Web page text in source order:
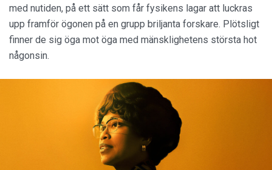
med nutiden, på ett sätt som får fysikens lagar att luckras
upp framför ögonen på en grupp briljanta forskare. Plötsligt
finner de sig öga mot öga med mänsklighetens största hot
någonsin.